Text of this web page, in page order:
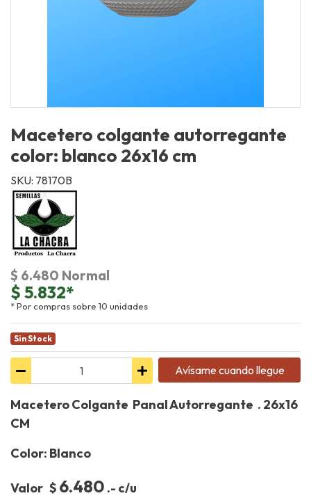
Macetero colgante autorregante
color: blanco 26x16 cm
SKU: 78170B
$ 6.480 Normal
$ 5.832*
* Por compras sobre 10 unidades
Sin Stock
Avísame cuando llegue
Macetero Colgante Panal Autorregante . 26x16
CM
Color: Blanco
Valor $ 6.480 .- c/u